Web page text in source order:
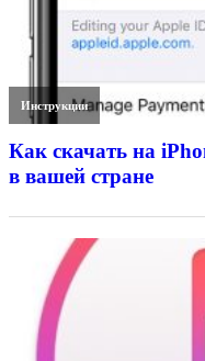
Инструкции
Как скачать на
в вашей стране